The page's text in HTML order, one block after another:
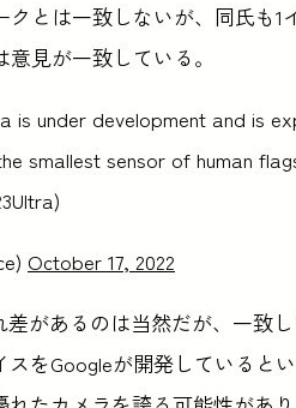
クとは一致しないが、同氏も
見が一致している。
is under development and is
smallest sensor of human
October 17, 2022
があるのは当然だが、一致
をGoogleが開発していると